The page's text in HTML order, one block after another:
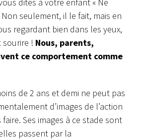
dites à votre enfant « Ne
seulement, il le fait, mais en
regardant bien dans les yeux,
sourire ! Nous, parents,
ce comportement comme
de 2 ans et demi ne peut pas
d’images de l’action
Ses images à ce stade sont
passent par la